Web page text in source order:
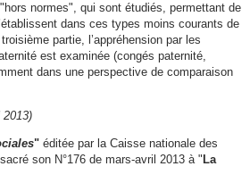
normes", qui sont étudiés, permettant de
dans ces types moins courants de
partie, l’appréhension par les
est examinée (congés paternité,
dans une perspective de comparaison
"éditée par la Caisse nationale des
son N°176 de mars-avril 2013 à " La